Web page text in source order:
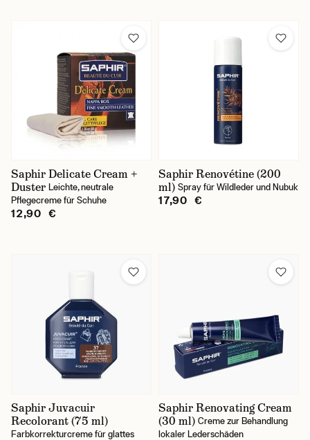
Saphir Delicate Cream +
Duster Leichte, neutrale
Pflegecreme für Schuhe
12,90 €
Saphir Renovétine (200
ml) Spray für Wildleder und Nubuk
17,90 €
Saphir Juvacuir
Recolorant (75 ml)
Farbkorrekturcreme für glattes
Saphir Renovating Cream
(30 ml) Creme zur Behandlung
lokaler Lederschäden